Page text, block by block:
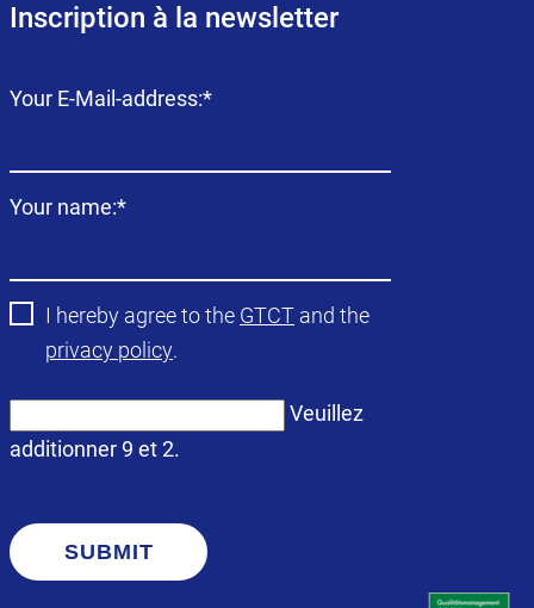
Inscription à la newsletter
Champ
Your E-Mail-address:*
Champ
Your name:*
I hereby agree to the GTCT and the
privacy policy.
Veuillez
additionner 9 et 2.
SUBMIT